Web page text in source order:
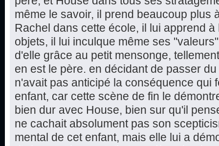
même le savoir, il prend beaucoup plus
Rachel dans cette école, il lui apprend
objets, il lui inculque même ses
d'elle grâce au petit mensonge,
en est le père. en décidant de passer
n'avait pas anticipé la conséquence qui
enfant, car cette scène de fin le
bien dur avec House, bien sur qu'il
ne cachait absolument pas son
mental de cet enfant, mais elle lui a